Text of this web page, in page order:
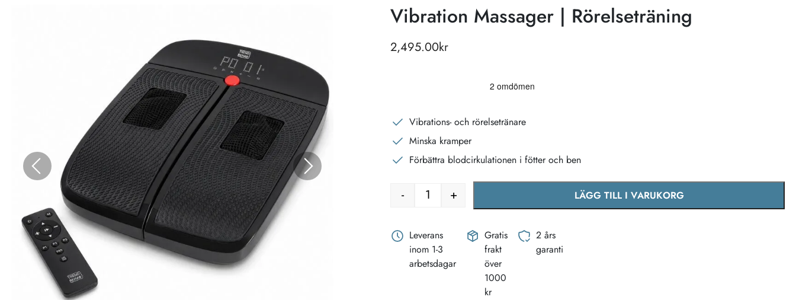
Vibration Massager | Rörelseträning
2,495.00kr
Vibrations- och rörelsetränare
Minska kramper
Förbättra blodcirkulationen i fötter och ben
Vibration Massager | Rörelseträning mängd
- + LÄGG TILL I VARUKORG
Leverans
inom 1-3
arbetsdagar
Gratis
frakt
över
1000
kr
2 års
garanti